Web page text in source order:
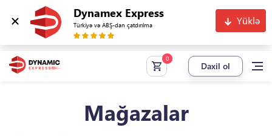
Dynamex Express
Türkiyə və ABŞ-dan çatdırılma Yüklə
Daxil ol
Mağazalar